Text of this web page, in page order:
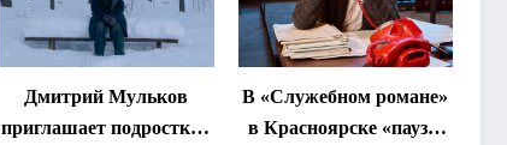
Дмитрий Мульков
приглашает подростков
В «Служебном романе»
в Красноярске «паузы